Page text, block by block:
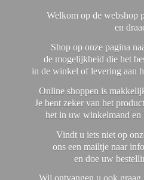
Welkom op de webshop
en
Shop op onze pagina
de mogelijkheid die het
in de winkel of levering aan
Online shoppen is
Je bent zeker van het
het in uw winkelmand en
Vindt u iets niet op
ons een mailtje naar
en doe uw